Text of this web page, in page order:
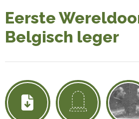
Eerste
Belgisch leger